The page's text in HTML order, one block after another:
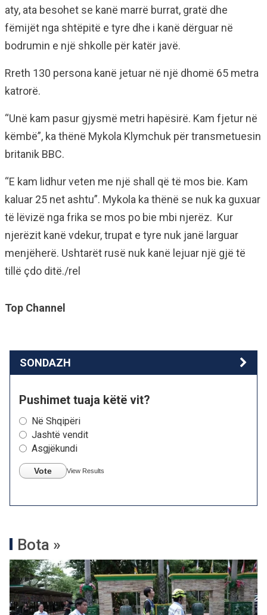
aty, ata besohet se kanë marrë burrat, gratë dhe
fëmijët nga shtëpitë e tyre dhe i kanë dërguar në
bodrumin e një shkolle për katër javë.
Rreth 130 persona kanë jetuar në një dhomë 65 metra
katrorë.
“Unë kam pasur gjysmë metri hapësirë. Kam fjetur në
këmbë”, ka thënë Mykola Klymchuk për transmetuesin
britanik BBC.
“E kam lidhur veten me një shall që të mos bie. Kam
kaluar 25 net ashtu”. Mykola ka thënë se nuk ka guxuar
të lëvizë nga frika se mos po bie mbi njerëz. Kur
njerëzit kanë vdekur, trupat e tyre nuk janë larguar
menjëherë. Ushtarët rusë nuk kanë lejuar një gjë të
tillë çdo ditë./rel
Top Channel
SONDAZH
Pushimet tuaja këtë vit?
Në Shqipëri
Jashtë vendit
Asgjëkundi
Vote View Results
Bota »